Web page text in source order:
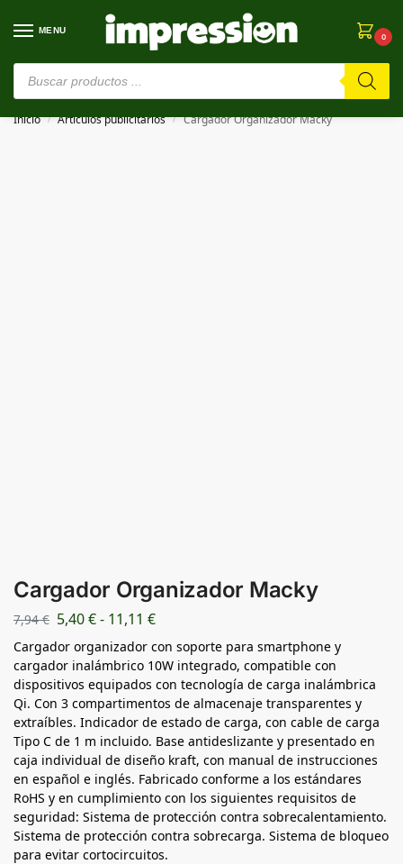
MENU
0
⚠️ Estamos en pruebas. Si algo falla, ¡Perdón!⚠️
Inicio / Artículos publicitarios / Cargador Organizador Macky
Cargador Organizador Macky
7,94€ 5,40€- 11,11 €
Cargador organizador con soporte para smartphone y
cargador inalámbrico 10W integrado, compatible con
dispositivos equipados con tecnología de carga inalámbrica
Qi. Con 3 compartimentos de almacenaje transparentes y
extraíbles. Indicador de estado de carga, con cable de carga
Tipo C de 1 m incluido. Base antideslizante y presentado en
caja individual de diseño kraft, con manual de instrucciones
en español e inglés. Fabricado conforme a los estándares
RoHS y en cumplimiento con los siguientes requisitos de
seguridad: Sistema de protección contra sobrecalentamiento.
Sistema de protección contra sobrecarga. Sistema de bloqueo
para evitar cortocircuitos.